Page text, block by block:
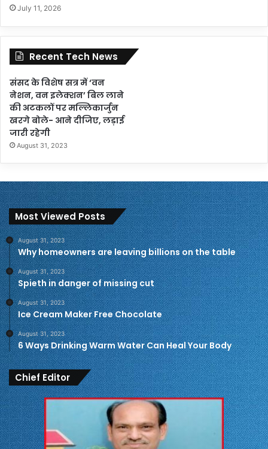
July 11, 2026
Recent Tech News
संसद के विशेष सत्र में ‘वन
नेशन, वन इलेक्शन’ बिल लाने
की अटकलों पर मल्लिकार्जुन
खरगे बोले- आने दीजिए, लड़ाई
जारी रहेगी
August 31, 2023
Most Viewed Posts
August 31, 2023
Why homeowners are leaving billions on the table
August 31, 2023
Spieth in danger of missing cut
August 31, 2023
Ice Cream Maker Free Chocolate
August 31, 2023
6 Ways Drinking Warm Water Can Heal Your Body
Chief Editor